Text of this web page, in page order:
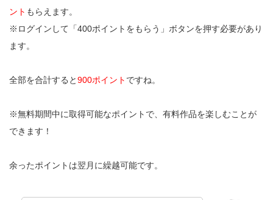
ント もらえます。
※ログインして「400ポイントをもらう」ボタンを押す必要があり
ます。
全部を合計すると900ポイント ですね。
※無料期間中に取得可能なポイントで、有料作品を楽しむことが
できます！
余ったポイントは翌月に繰越可能です。